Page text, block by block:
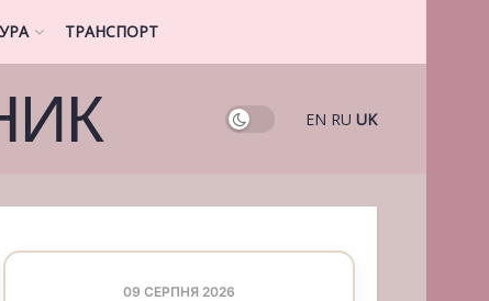
ТРАНСПОРТ
EN RU UK
09 СЕРПНЯ 2026